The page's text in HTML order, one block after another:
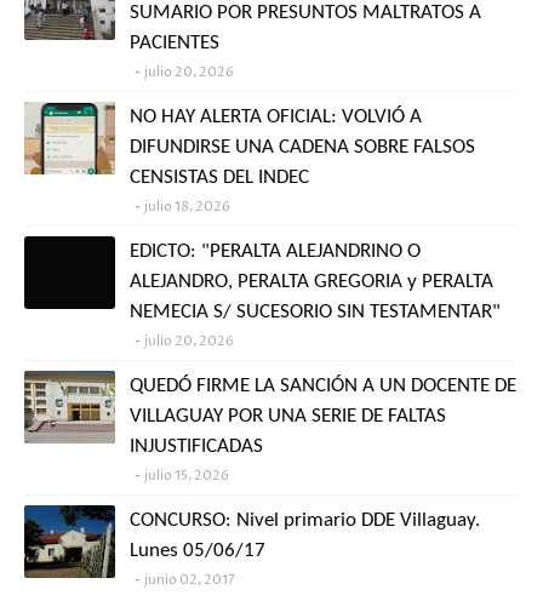
SUMARIO POR PRESUNTOS MALTRATOS A
PACIENTES
julio 20, 2026
NO HAY ALERTA OFICIAL: VOLVIÓ A
DIFUNDIRSE UNA CADENA SOBRE FALSOS
CENSISTAS DEL INDEC
julio 18, 2026
EDICTO: "PERALTA ALEJANDRINO O
ALEJANDRO, PERALTA GREGORIA y PERALTA
NEMECIA S/ SUCESORIO SIN TESTAMENTAR"
julio 20, 2026
QUEDÓ FIRME LA SANCIÓN A UN DOCENTE DE
VILLAGUAY POR UNA SERIE DE FALTAS
INJUSTIFICADAS
julio 15, 2026
CONCURSO: Nivel primario DDE Villaguay.
Lunes 05/06/17
junio 02, 2017